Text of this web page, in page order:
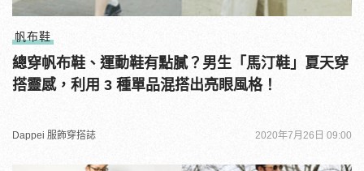
帆布鞋
總穿帆布鞋、運動鞋有點膩？男生「馬汀鞋」夏天穿
搭靈感，利用 3 種單品混搭出亮眼風格！
Dappei 服飾穿搭誌 2020年7月26日 09:00